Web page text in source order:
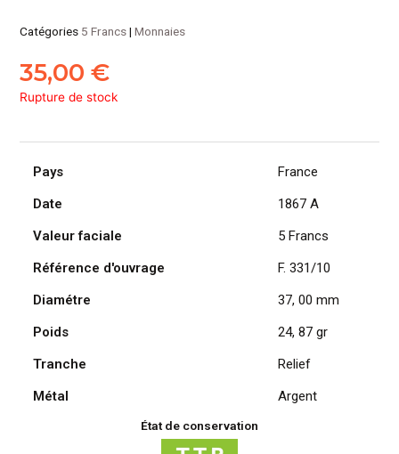
Catégories 5 Francs|Monnaies
35,00€
Rupture de stock
Pays
France
Date
1867 A
Valeur faciale
5 Francs
Référence d'ouvrage
F. 331/10
Diamétre
37, 00 mm
Poids
24, 87 gr
Tranche
Relief
Métal
Argent
État de conservation